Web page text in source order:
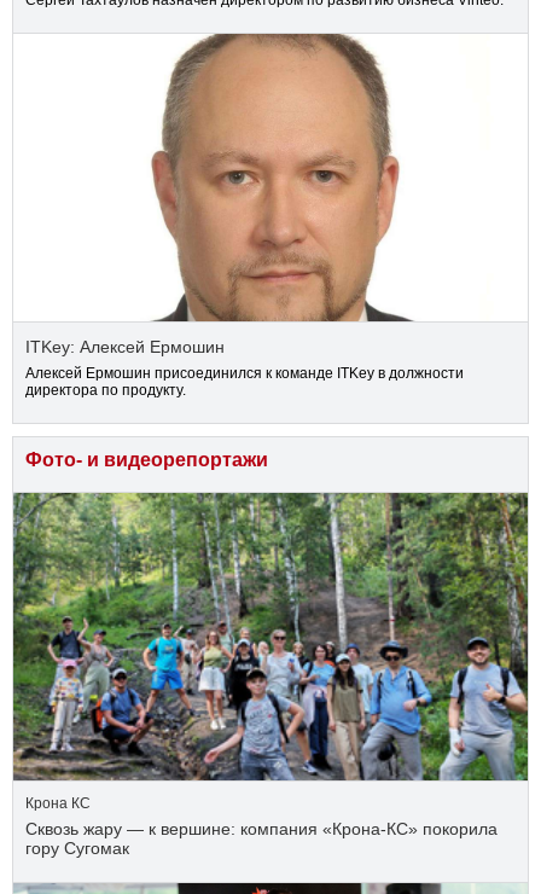
ITKey: Алексей Ермошин
Алексей Ермошин присоединился к команде ITKey в должности
директора по продукту.
Фото- и видеорепортажи
Крона КС
Сквозь жару — к вершине: компания «Крона‑КС» покорила
гору Сугомак